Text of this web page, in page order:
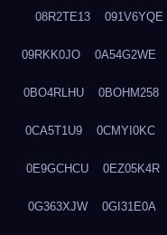
08R2TE13 091V6YQE
09RKK0JO 0A54G2WE
0BO4RLHU 0BOHM258
0CA5T1U9 0CMYI0KC
0E9GCHCU 0EZ05K4R
0G363XJW 0GI31E0A